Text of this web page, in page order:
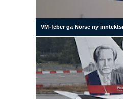
VM-feber ga Norse ny